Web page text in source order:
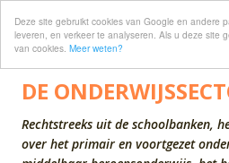
Deze site gebruikt cookies van Google en andere
leveren, en verkeer te analyseren. Als u deze site
van cookies. Meer weten?
DE
Rechtstreeks uit de schoolbanken,
over het primair en voortgezet